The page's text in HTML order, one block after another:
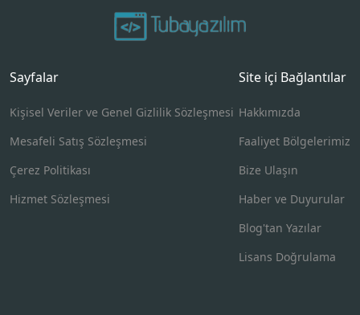
Sayfalar
Kişisel Veriler ve Genel Gizlilik Sözleşmesi
Mesafeli Satış Sözleşmesi
Çerez Politikası
Hizmet Sözleşmesi
Site içi Bağlantılar
Hakkımızda
Faaliyet Bölgelerimiz
Bize Ulaşın
Haber ve Duyurular
Blog'tan Yazılar
Lisans Doğrulama